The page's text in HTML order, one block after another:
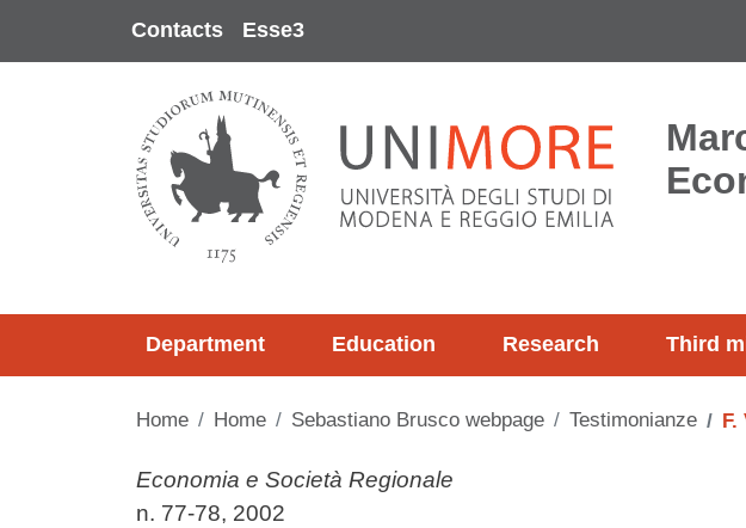
Contacts Esse3
Department Education Research Third
Home Home Sebastiano Brusco webpage Testimonianze
Contenuto
Economia e Società Regionale
n. 77-78, 2002